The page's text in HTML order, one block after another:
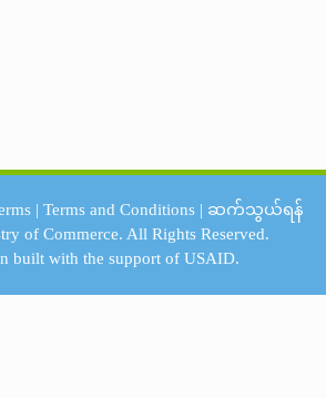
| Terms and Conditions| ဆက်သွယ်ရန်
of Commerce. All Rights Reserved.
built with the support ofUSAID.